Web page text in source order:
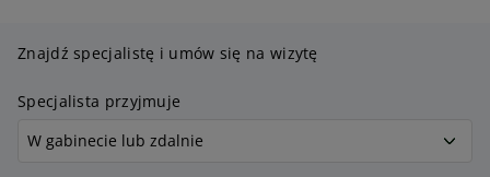
Znajdź specjalistę i umów się na wizytę
Specjalista przyjmuje